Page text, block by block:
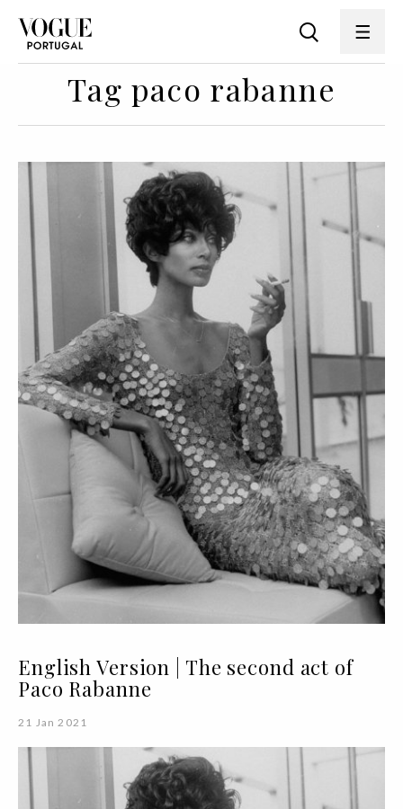
Tag paco rabanne
English Version | The second act of
Paco Rabanne
21 Jan 2021